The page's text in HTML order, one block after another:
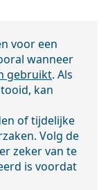
voor een
wanneer
gebruikt. Als
kan
of tijdelijke
Volg de
zeker van te
is voordat